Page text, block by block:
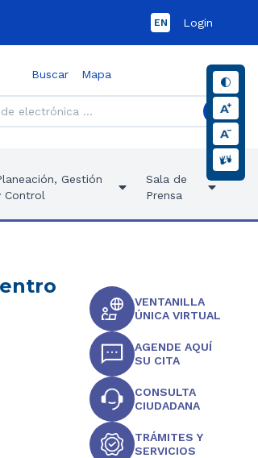
EN Login
Buscar Mapa
Gestión
Control
Sala de
Prensa
VENTANILLA
ÚNICA VIRTUAL
AGENDE AQUÍ
SU CITA
CONSULTA
CIUDADANA
TRÁMITES Y
SERVICIOS